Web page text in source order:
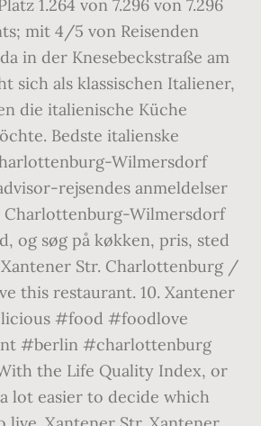
1.264 von 7.296 von 7.296
mit 4/5 von Reisenden
in der Knesebeckstraße am
sich als klassischen Italiener,
die italienische Küche
Bedste italienske
Wilmersdorf
rejsendes anmeldelser
Charlottenburg-Wilmersdorf
og søg på køkken, pris, sted
Str. Charlottenburg /
this restaurant. 10. Xantener
#food #foodlove
#berlin #charlottenburg
the Life Quality Index, or
lot easier to decide which